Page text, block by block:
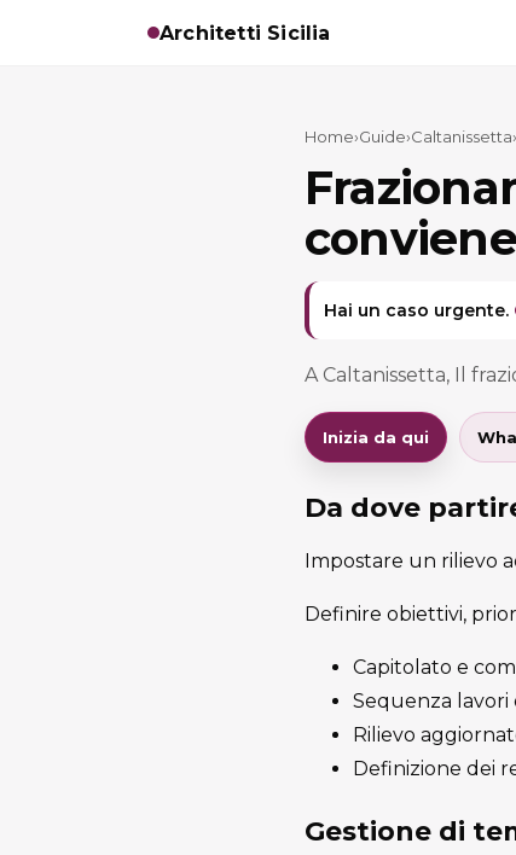
Architetti Sicilia
Home›Guide›Caltanissetta›
Hai un caso urgente.
A Caltanissetta, Il
Inizia da qui
Da dove
Impostare un rilievo
Definire obiettivi,
Capitolato e
Sequenza lavori
Rilievo
Definizione dei
Gestione di